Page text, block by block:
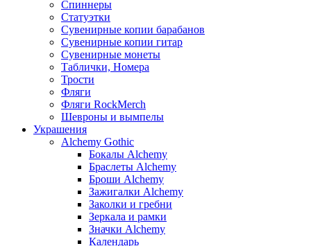
Спиннеры
Статуэтки
Сувенирные копии барабанов
Сувенирные копии гитар
Сувенирные монеты
Таблички, Номера
Трости
Фляги
Фляги RockMerch
Шевроны и вымпелы
Украшения
Alchemy Gothic
Бокалы Alchemy
Браслеты Alchemy
Броши Alchemy
Зажигалки Alchemy
Заколки и гребни
Зеркала и рамки
Значки Alchemy
Календарь